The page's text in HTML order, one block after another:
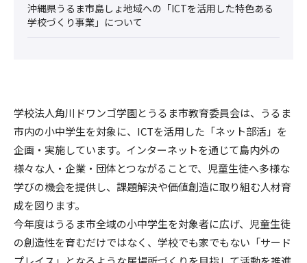
沖縄県うるま市島しょ地域への「ICTを活用した特色ある
学校づくり事業」について
学校法人角川ドワンゴ学園とうるま市教育委員会は、うるま
市内の小中学生を対象に、ICTを活用した「ネット部活」を
企画・実施しています。インターネットを通じて島内外の
様々な人・企業・団体とつながることで、児童生徒へ多様な
学びの機会を提供し、課題解決や価値創造に取り組む人材育
成を図ります。
今年度はうるま市全域の小中学生を対象者に広げ、児童生徒
の創造性を育むだけではなく、学校でも家でもない「サード